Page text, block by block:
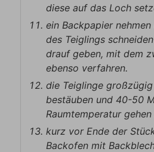
diese auf das Loch
ein Backpapier
des Teiglings
drauf geben, mit dem
ebenso verfahren.
die Teiglinge
bestäuben und 40-50
Raumtemperatur gehen
kurz vor Ende der
Backofen mit